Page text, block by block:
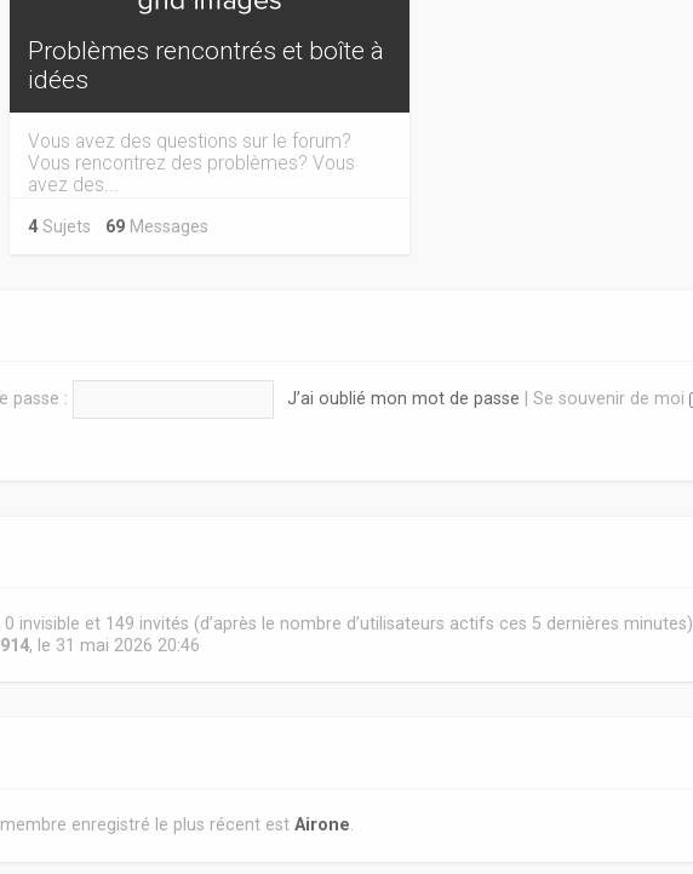
Problèmes rencontrés et boîte à
idées
Vous avez des questions sur le forum?
Vous rencontrez des problèmes? Vous
avez des...
4 Sujets 69 Messages
passe : J’ai oublié mon mot de passe Se souvenir de moi
invisible et 149 invités (d’après le nombre d’utilisateurs actifs ces 5 dernières minutes)
, le 31 mai 2026 20:46
membre enregistré le plus récent estAirone.